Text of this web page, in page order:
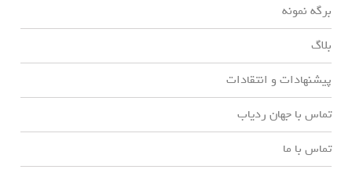
برگه نمونه
بلاگ
پیشنهادات و انتقادات
تماس با جهان ردیاب
تماس با ما